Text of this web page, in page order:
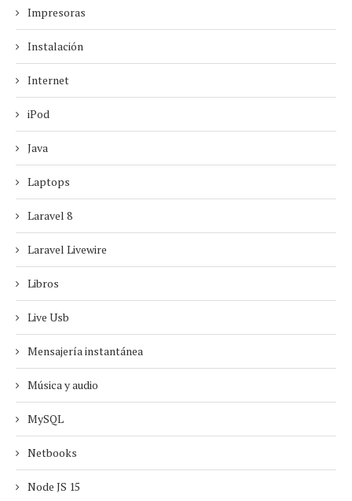
Impresoras
Instalación
Internet
iPod
Java
Laptops
Laravel 8
Laravel Livewire
Libros
Live Usb
Mensajería instantánea
Música y audio
MySQL
Netbooks
Node JS 15